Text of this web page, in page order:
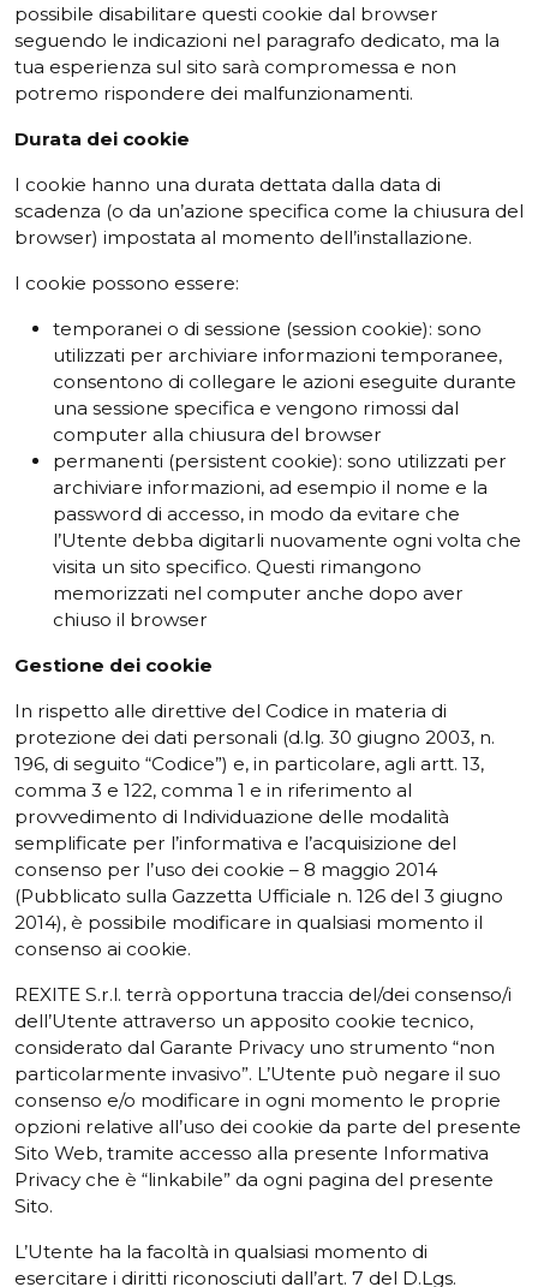
possibile disabilitare questi cookie dal browser
seguendo le indicazioni nel paragrafo dedicato, ma la
tua esperienza sul sito sarà compromessa e non
potremo rispondere dei malfunzionamenti.
Durata dei cookie
I cookie hanno una durata dettata dalla data di
scadenza (o da un’azione specifica come la chiusura del
browser) impostata al momento dell’installazione.
I cookie possono essere:
temporanei o di sessione (session cookie): sono
utilizzati per archiviare informazioni temporanee,
consentono di collegare le azioni eseguite durante
una sessione specifica e vengono rimossi dal
computer alla chiusura del browser
permanenti (persistent cookie): sono utilizzati per
archiviare informazioni, ad esempio il nome e la
password di accesso, in modo da evitare che
l’Utente debba digitarli nuovamente ogni volta che
visita un sito specifico. Questi rimangono
memorizzati nel computer anche dopo aver
chiuso il browser
Gestione dei cookie
In rispetto alle direttive del Codice in materia di
protezione dei dati personali (d.lg. 30 giugno 2003, n.
196, di seguito “Codice”) e, in particolare, agli artt. 13,
comma 3 e 122, comma 1 e in riferimento al
provvedimento di Individuazione delle modalità
semplificate per l’informativa e l’acquisizione del
consenso per l’uso dei cookie – 8 maggio 2014
(Pubblicato sulla Gazzetta Ufficiale n. 126 del 3 giugno
2014), è possibile modificare in qualsiasi momento il
consenso ai cookie.
REXITE S.r.l. terrà opportuna traccia del/dei consenso/i
dell’Utente attraverso un apposito cookie tecnico,
considerato dal Garante Privacy uno strumento “non
particolarmente invasivo”. L’Utente può negare il suo
consenso e/o modificare in ogni momento le proprie
opzioni relative all’uso dei cookie da parte del presente
Sito Web, tramite accesso alla presente Informativa
Privacy che è “linkabile” da ogni pagina del presente
Sito.
L’Utente ha la facoltà in qualsiasi momento di
esercitare i diritti riconosciuti dall’art. 7 del D.Lgs.